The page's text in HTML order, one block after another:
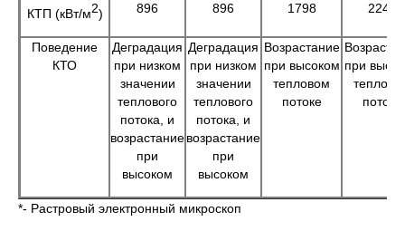
КТП (кВт/м2) 896 896 1798 2246
Поведение
КТО
Деградация
при низком
значении
теплового
потока, и
возрастание
при
высоком
Деградация
при низком
значении
теплового
потока, и
возрастание
при
высоком
Возрастание
при высоком
тепловом
потоке
при
потоке
*- Растровый электронный микроскоп